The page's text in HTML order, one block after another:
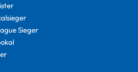
Sieger